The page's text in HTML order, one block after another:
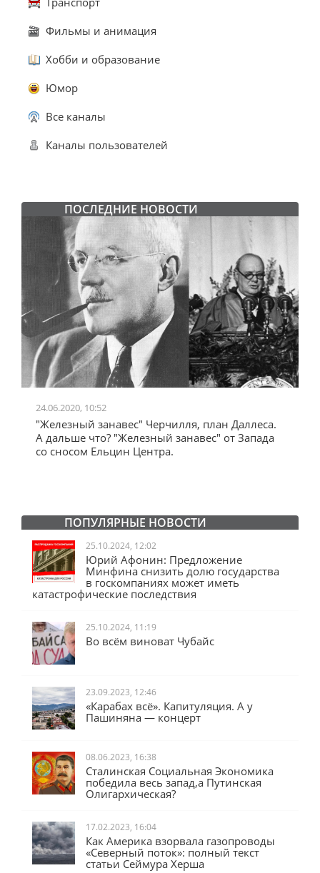
Фильмы и анимация
Хобби и образование
Юмор
Все каналы
Каналы пользователей
ПОСЛЕДНИЕ НОВОСТИ
24.06.2020, 10:52
"Железный занавес" Черчилля, план Даллеса.
А дальше что? "Железный занавес" от Запада
со сносом Ельцин Центра.
ПОПУЛЯРНЫЕ НОВОСТИ
25.10.2024, 12:02
Юрий Афонин: Предложение
Минфина снизить долю государства
в госкомпаниях может иметь
катастрофические последствия
25.10.2024, 11:19
Во всём виноват Чубайс
23.09.2023, 12:46
«Карабах всё». Капитуляция. А у
Пашиняна — концерт
08.06.2023, 16:38
Сталинская Социальная Экономика
победила весь запад,а Путинская
Олигархическая?
17.02.2023, 16:04
Как Америка взорвала газопроводы
«Северный поток»: полный текст
статьи Сеймура Херша